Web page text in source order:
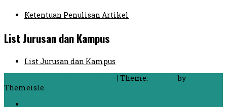
Ketentuan Penulisan Artikel
List Jurusan dan Kampus
List Jurusan dan Kampus
| Theme:
by
Themeisle.